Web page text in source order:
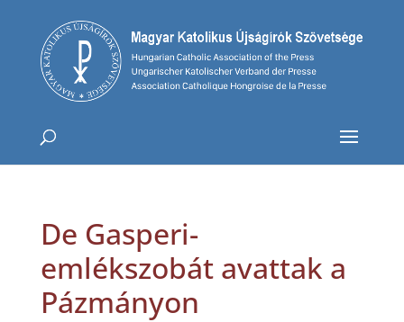
De Gasperi-
emlékszobát avattak a
Pázmányon